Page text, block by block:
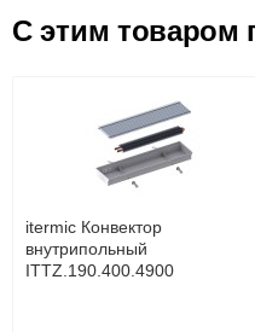
4 910
Подробнее
SGL.800.340 цвета
Подробнее
C этим товаром
itermic Конвектор
внутрипольный
ITTZ.190.400.4900